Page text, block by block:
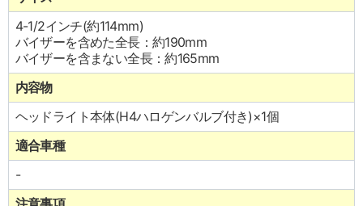
4-1/2インチ(約114mm)
バイザーを含めた全長：約190mm
バイザーを含まない全長：約165mm
内容物
ヘッドライト本体(H4ハロゲンバルブ付き)×1個
適合車種
-